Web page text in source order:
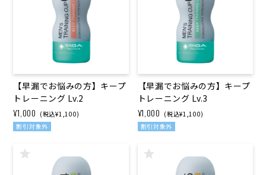
【早漏でお悩みの方】キープ
トレーニング Lv.2
¥1,000 (税込¥1,100)
割引対象外
【早漏でお悩みの方】キープ
トレーニング Lv.3
¥1,000 (税込¥1,100)
割引対象外